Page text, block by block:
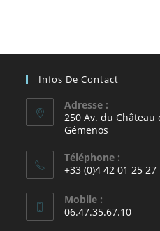
Infos De Contact
Adresse :
250 Av. du Château
Gémenos
Téléphone :
+33 (0)4 42 01 25 27
Mobile :
06.47.35.67.10